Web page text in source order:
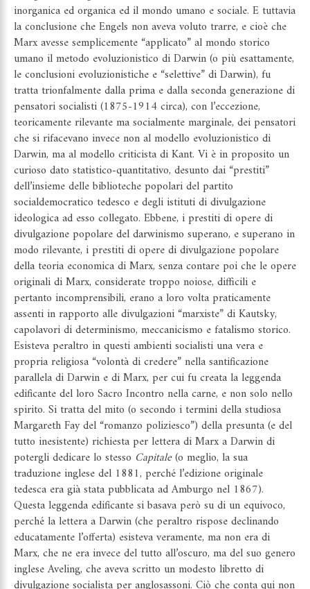
inorganica ed organica ed il mondo umano e sociale. E tuttavia
la conclusione che Engels non aveva voluto trarre, e cioè che
Marx avesse semplicemente “applicato” al mondo storico
umano il metodo evoluzionistico di Darwin (o più esattamente,
le conclusioni evoluzionistiche e “selettive” di Darwin), fu
tratta trionfalmente dalla prima e dalla seconda generazione di
pensatori socialisti (1875-1914 circa), con l’eccezione,
teoricamente rilevante ma socialmente marginale, dei pensatori
che si rifacevano invece non al modello evoluzionistico di
Darwin, ma al modello criticista di Kant. Vi è in proposito un
curioso dato statistico-quantitativo, desunto dai “prestiti”
dell’insieme delle biblioteche popolari del partito
socialdemocratico tedesco e degli istituti di divulgazione
ideologica ad esso collegato. Ebbene, i prestiti di opere di
divulgazione popolare del darwinismo superano, e superano in
modo rilevante, i prestiti di opere di divulgazione popolare
della teoria economica di Marx, senza contare poi che le opere
originali di Marx, considerate troppo noiose, difficili e
pertanto incomprensibili, erano a loro volta praticamente
assenti in rapporto alle divulgazioni “marxiste” di Kautsky,
capolavori di determinismo, meccanicismo e fatalismo storico.
Esisteva peraltro in questi ambienti socialisti una vera e
propria religiosa “volontà di credere” nella santificazione
parallela di Darwin e di Marx, per cui fu creata la leggenda
edificante del loro Sacro Incontro nella carne, e non solo nello
spirito. Si tratta del mito (o secondo i termini della studiosa
Margareth Fay del “romanzo poliziesco”) della presunta (e del
tutto inesistente) richiesta per lettera di Marx a Darwin di
potergli dedicare lo stesso Capitale(o meglio, la sua
traduzione inglese del 1881, perché l’edizione originale
tedesca era già stata pubblicata ad Amburgo nel 1867).
Questa leggenda edificante si basava però su di un equivoco,
perché la lettera a Darwin (che peraltro rispose declinando
educatamente l’offerta) esisteva veramente, ma non era di
Marx, che ne era invece del tutto all’oscuro, ma del suo genero
inglese Aveling, che aveva scritto un modesto libretto di